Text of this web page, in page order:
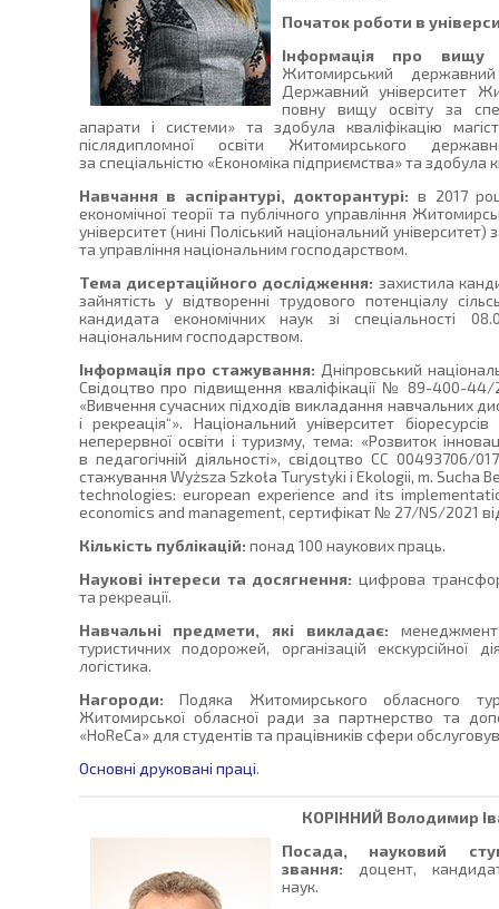
Початок роботи в
Інформація про вищу
Житомирський державний
Державний університет
повну вищу освіту за
апарати і системи» та здобула кваліфікацію
післядипломної освіти Житомирського
за спеціальністю «Економіка підприємства» та здобула
Навчання в аспірантурі, докторантурі: в 2017
економічної теорії та публічного управління
університет (нині Поліський національний
та управління національним господарством.
Тема дисертаційного дослідження: захистила
зайнятість у відтворенні трудового потенціалу
кандидата економічних наук зі спеціальності
національним господарством.
Інформація про стажування: Дніпровський
Свідоцтво про підвищення кваліфікації № 89-400-
«Вивчення сучасних підходів викладання навчальних
і рекреація“». Національний університет
неперервної освіти і туризму, тема: «Розвиток
в педагогічній діяльності», свідоцтво СС 00493706/
стажування Wyższa Szkoła Turystyki i Ekologii, m. Sucha
technologies: european experience and its
economics and management, сертифікат № 27/NS/2021 від
Кількість публікацій: понад 100 наукових праць.
Наукові інтереси та досягнення: цифрова
та рекреації.
Навчальні предмети, які викладає: менеджмент
туристичних подорожей, організацій екскурсійної
логістика.
Нагороди: Подяка Житомирського обласного
Житомирської обласної ради за партнерство та
«HoReCa» для студентів та працівників сфери
Основні друковані праці.
КОРІННИЙ Володимир
Посада, науковий
звання: доцент,
наук.